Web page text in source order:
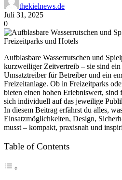
thekielnews.de
Juli 31, 2025
0
Aufblasbare Wasserrutschen und
kurzweiliger Zeitvertreib – sie sind
Umsatztreiber für Betreiber und ein
Freizeitanlage. Ob in Freizeitparks
bieten einen hohen Erlebniswert, sind
sich individuell auf das jeweilige
In diesem Beitrag erfährst du alles,
Einsatzmöglichkeiten, Design,
musst – kompakt, praxisnah und
Table of Contents